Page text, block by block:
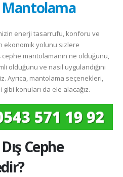
enerji tasarrufu, konforu ve
ekonomik yolunu sizlere
cephe mantolamanın ne olduğunu,
olduğunu ve nasıl uygulandığını
Ayrıca, mantolama seçenekleri,
konuları da ele alacağız.
Dış Cephe